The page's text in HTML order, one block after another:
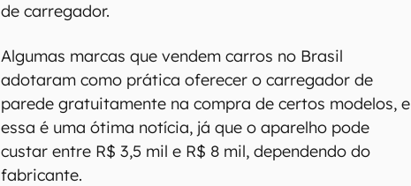
de carregador.
Algumas marcas que vendem carros no Brasil
adotaram como prática oferecer o carregador de
parede gratuitamente na compra de certos modelos, e
essa é uma ótima notícia, já que o aparelho pode
custar entre R$ 3,5 mil e R$ 8 mil, dependendo do
fabricante.